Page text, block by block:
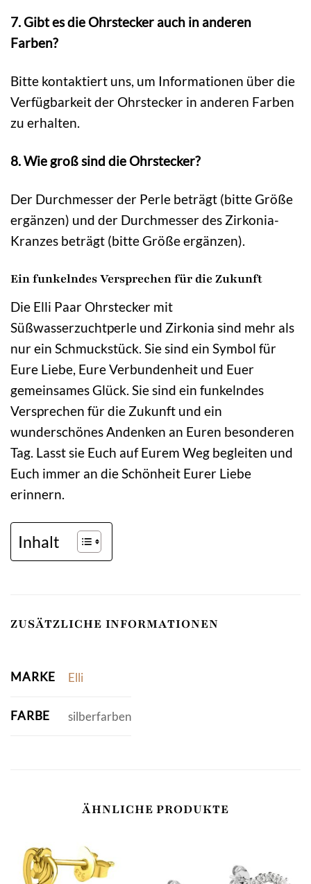
7. Gibt es die Ohrstecker auch in anderen
Farben?
Bitte kontaktiert uns, um Informationen über die
Verfügbarkeit der Ohrstecker in anderen Farben
zu erhalten.
8. Wie groß sind die Ohrstecker?
Der Durchmesser der Perle beträgt (bitte Größe
ergänzen) und der Durchmesser des Zirkonia-
Kranzes beträgt (bitte Größe ergänzen).
Ein funkelndes Versprechen für die Zukunft
Die Elli Paar Ohrstecker mit
Süßwasserzuchtperle und Zirkonia sind mehr als
nur ein Schmuckstück. Sie sind ein Symbol für
Eure Liebe, Eure Verbundenheit und Euer
gemeinsames Glück. Sie sind ein funkelndes
Versprechen für die Zukunft und ein
wunderschönes Andenken an Euren besonderen
Tag. Lasst sie Euch auf Eurem Weg begleiten und
Euch immer an die Schönheit Eurer Liebe
erinnern.
Inhalt
ZUSÄTZLICHE INFORMATIONEN
MARKE Elli
FARBE silberfarben
ÄHNLICHE PRODUKTE